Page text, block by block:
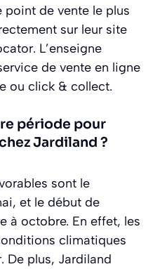
point de vente le plus
sur leur site
L’enseigne
de vente en ligne
ou click & collect.
période pour
Jardiland ?
sont le
et le début de
à octobre. En effet, les
climatiques
De plus, Jardiland